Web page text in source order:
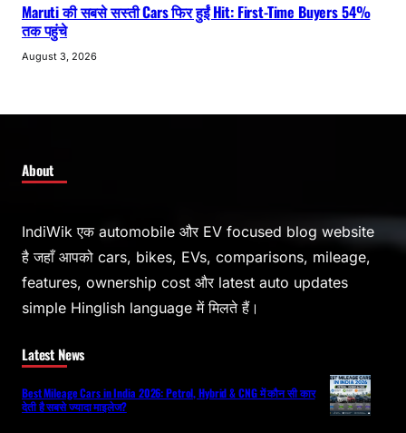
Maruti की सबसे सस्ती Cars फिर हुईं Hit: First-Time Buyers 54%
तक पहुंचे
August 3, 2026
About
IndiWik एक automobile और EV focused blog website
है जहाँ आपको cars, bikes, EVs, comparisons, mileage,
features, ownership cost और latest auto updates
simple Hinglish language में मिलते हैं।
Latest News
Best Mileage Cars in India 2026: Petrol, Hybrid & CNG में कौन सी कार
देती है सबसे ज्यादा माइलेज?